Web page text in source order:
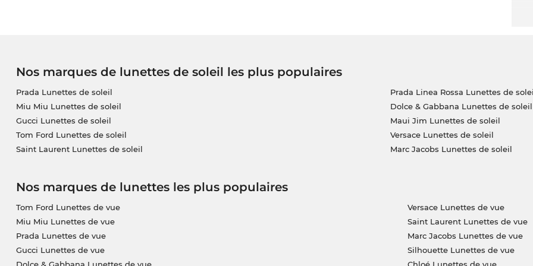
Nos marques de lunettes de soleil les plus populaires
Prada Lunettes de soleil
Miu Miu Lunettes de soleil
Gucci Lunettes de soleil
Tom Ford Lunettes de soleil
Saint Laurent Lunettes de soleil
Prada Linea Rossa Lunettes de
Dolce & Gabbana Lunettes de soleil
Maui Jim Lunettes de soleil
Versace Lunettes de soleil
Marc Jacobs Lunettes de soleil
Nos marques de lunettes les plus populaires
Tom Ford Lunettes de vue
Miu Miu Lunettes de vue
Prada Lunettes de vue
Gucci Lunettes de vue
Versace Lunettes de vue
Saint Laurent Lunettes de vue
Marc Jacobs Lunettes de vue
Silhouette Lunettes de vue